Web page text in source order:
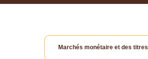
Marchés monétaire et des titres